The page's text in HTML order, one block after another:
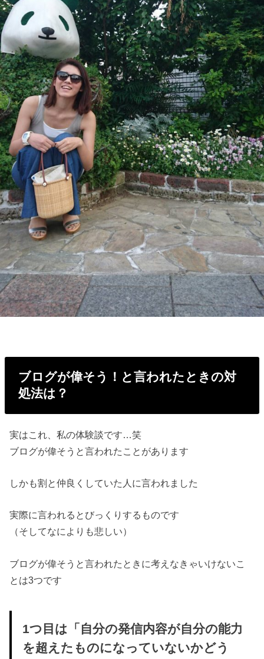
ブログが偉そう！と言われたときの対
処法は？
実はこれ、私の体験談です…笑
ブログが偉そうと言われたことがあります
しかも割と仲良くしていた人に言われました
実際に言われるとびっくりするものです
（そしてなによりも悲しい）
ブログが偉そうと言われたときに考えなきゃいけないこ
とは3つです
1つ目は「自分の発信内容が自分の能力
を超えたものになっていないかどう